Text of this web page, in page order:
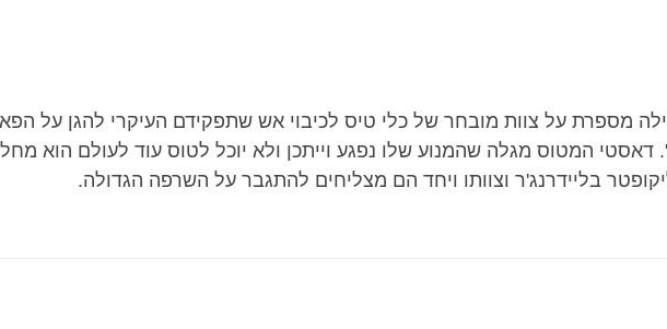
מספרת על צוות מובחר של כלי טיס לכיבוי אש שתפקידם העיקרי להגן על
דאסטי המטוס מגלה שהמנוע שלו נפגע וייתכן ולא יוכל לטוס עוד לעולם הוא
בליידרנג'ר וצוותו ויחד הם מצליחים להתגבר על השרפה הגדולה.